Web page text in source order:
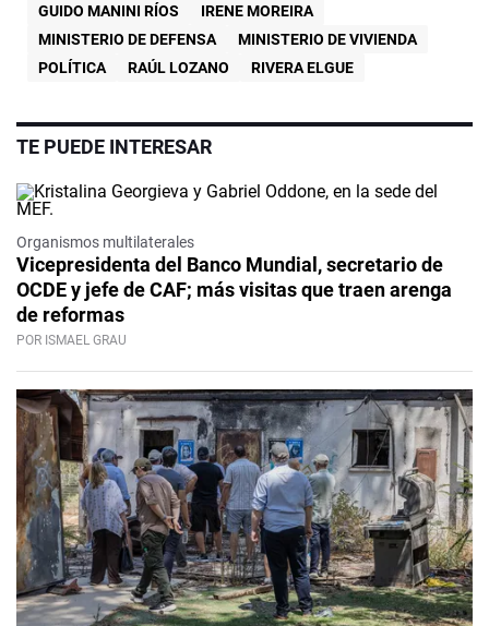
GUIDO MANINI RÍOS
IRENE MOREIRA
MINISTERIO DE DEFENSA
MINISTERIO DE VIVIENDA
POLÍTICA
RAÚL LOZANO RIVERA ELGUE
TE PUEDE INTERESAR
Organismos multilaterales
Vicepresidenta del Banco Mundial, secretario de
OCDE y jefe de CAF; más visitas que traen arenga
de reformas
POR ISMAEL GRAU